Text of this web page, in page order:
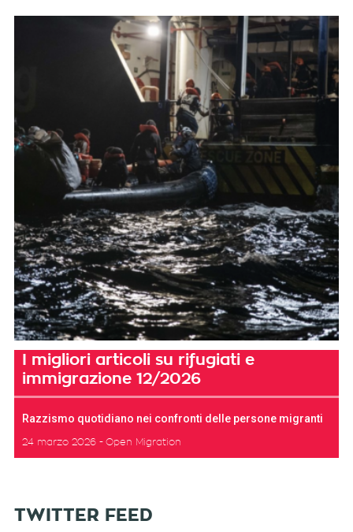
I migliori articoli su rifugiati e
immigrazione 12/2026
Razzismo quotidiano nei confronti delle persone migranti
24 marzo 2026 Open Migration
TWITTER FEED